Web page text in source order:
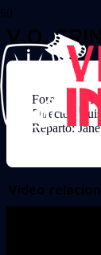
V.O.
Formato: VHS
Director: Luis
Reparto:
Video